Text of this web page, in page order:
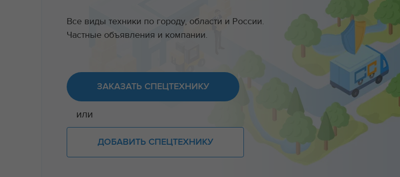
Все виды техники по городу, области и России.
Частные объявления и компании.
ЗАКАЗАТЬ СПЕЦТЕХНИКУ
или
ДОБАВИТЬ СПЕЦТЕХНИКУ